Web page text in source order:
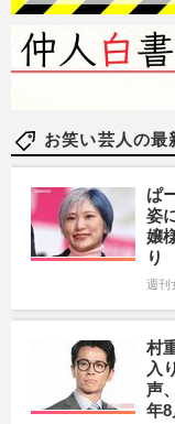
お笑い芸人の最
ぱ
姿
嬢
り
週刊
村
入
声
年8